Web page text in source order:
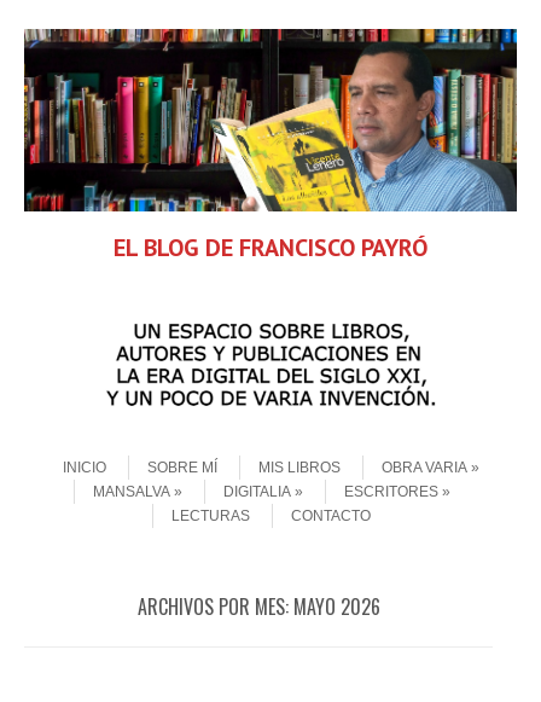
EL BLOG DE FRANCISCO PAYRÓ
MenuINICIO
SOBRE MÍ MIS LIBROS
OBRA VARIA
MANSALVA
DIGITALIA
ESCRITORES
LECTURAS
CONTACTO
ARCHIVOS POR MES: MAYO 2026